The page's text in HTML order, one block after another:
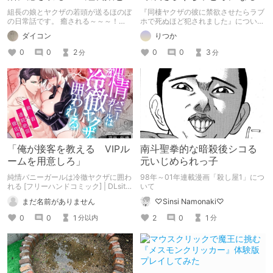
世話係』
組長の娘とヤクザの若頭が送るほのぼ
の日常話です。 癒される～～～！
『組長娘と世話係』 著者：つきや様
ダイコン
0
0 2分
まで愛されました《オモチ
ャ・媚薬・拘束》
『同棲ヤクザの彼に禁欲させたらラブ
ホで死ぬほど犯されました』について
の感想・レビューです。
りつか
0
0 3 分
「俺が接客を教える VIPル
ームを用意しろ」
純情バニーガールは冷徹ヤクザに囲わ
れる [フリーハンドコミック] | DLsite
がるまに
まだ名前がありません
0
0 1 分以内
南斗聖拳的な暗殺後シコる
元いじめられっ子
98年～01年連載漫画「殺し屋1」につ
いて
♡Sinsi Namonaki♡
2
0 1 分